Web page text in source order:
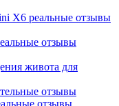
X6 реальные отзывы
отзывы
живота для
отзывы
отзывы